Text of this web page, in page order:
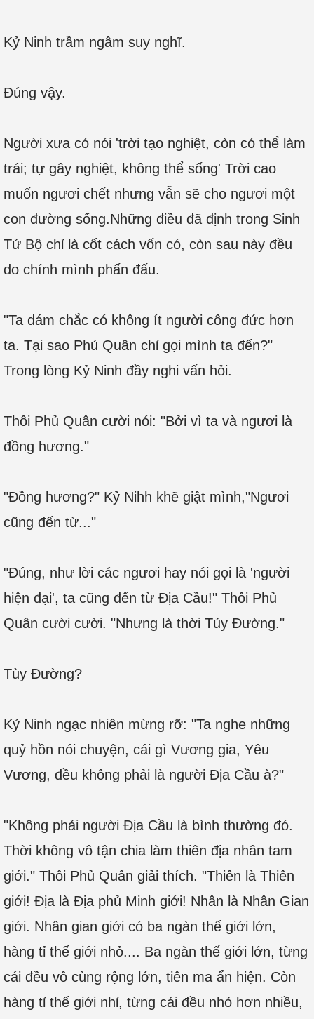
Kỷ Ninh trầm ngâm suy nghĩ.
Đúng vậy.
Người xưa có nói 'trời tạo nghiệt, còn có thể làm
trái; tự gây nghiệt, không thể sống' Trời cao
muốn ngươi chết nhưng vẫn sẽ cho ngươi một
con đường sống.Những điều đã định trong Sinh
Tử Bộ chỉ là cốt cách vốn có, còn sau này đều
do chính mình phấn đấu.
"Ta dám chắc có không ít người công đức hơn
ta. Tại sao Phủ Quân chỉ gọi mình ta đến?"
Trong lòng Kỷ Ninh đầy nghi vấn hỏi.
Thôi Phủ Quân cười nói: "Bởi vì ta và ngươi là
đồng hương."
"Đồng hương?" Kỷ Nihh khẽ giật mình,"Ngươi
cũng đến từ..."
"Đúng, như lời các ngươi hay nói gọi là 'người
hiện đại', ta cũng đến từ Địa Cầu!" Thôi Phủ
Quân cười cười. "Nhưng là thời Tủy Đường."
Tùy Đường?
Kỷ Ninh ngạc nhiên mừng rỡ: "Ta nghe những
quỷ hồn nói chuyện, cái gì Vương gia, Yêu
Vương, đều không phải là người Địa Cầu à?"
"Không phải người Địa Cầu là bình thường đó.
Thời không vô tận chia làm thiên địa nhân tam
giới." Thôi Phủ Quân giải thích. "Thiên là Thiên
giới! Địa là Địa phủ Minh giới! Nhân là Nhân Gian
giới. Nhân gian giới có ba ngàn thế giới lớn,
hàng tỉ thế giới nhỏ.... Ba ngàn thế giới lớn, từng
cái đều vô cùng rộng lớn, tiên ma ẩn hiện. Còn
hàng tỉ thế giới nhỉ, từng cái đều nhỏ hơn nhiều,